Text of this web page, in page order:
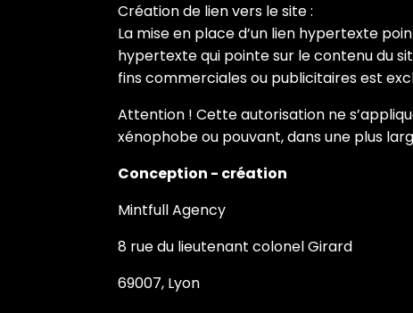
Création de lien vers le site :
La mise en place d’un lien hypertexte
hypertexte qui pointe sur le contenu du
fins commerciales ou publicitaires est
Attention ! Cette autorisation ne
xénophobe ou pouvant, dans une plus
Conception - création
Mintfull Agency
8 rue du lieutenant colonel Girard
69007, Lyon